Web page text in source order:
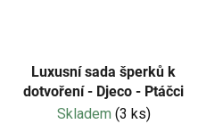
Luxusní sada šperků k
dotvoření - Djeco - Ptáčci
Skladem (3 ks)